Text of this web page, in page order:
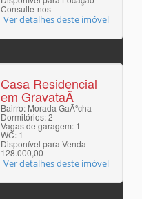
Consulte-nos
Ver detalhes deste imóvel
Casa Residencial
em GravataÃ­
Bairro: Morada GaÃºcha
Dormitórios: 2
Vagas de garagem: 1
WC: 1
Disponível para Venda
128.000,00
Ver detalhes deste imóvel